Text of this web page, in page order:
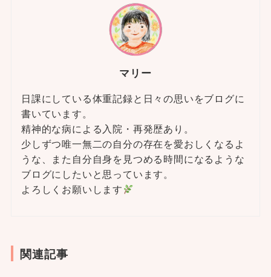
マリー
日課にしている体重記録と日々の思いをブログに
書いています。
精神的な病による入院・再発歴あり。
少しずつ唯一無二の自分の存在を愛おしくなるよ
うな、また自分自身を見つめる時間になるような
ブログにしたいと思っています。
よろしくお願いします
関連記事